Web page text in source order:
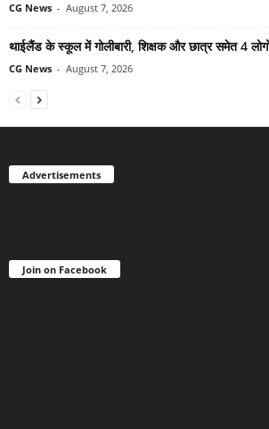
CG News - August 7, 2026
थाईलैंड के स्कूल में गोलीबारी, शिक्षक और छात्र समेत 4
CG News - August 7, 2026
Advertisements
Join on Facebook